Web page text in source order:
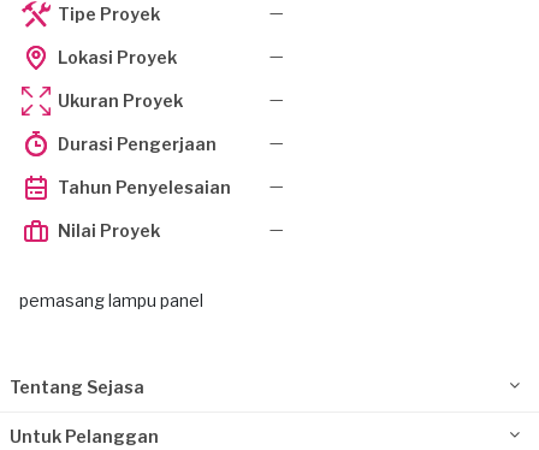
Tipe Proyek —
Lokasi Proyek —
Ukuran Proyek —
Durasi Pengerjaan —
Tahun Penyelesaian —
Nilai Proyek —
pemasang lampu panel
Tentang Sejasa
Untuk Pelanggan